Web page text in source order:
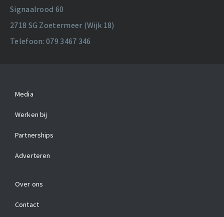
Signaalrood 60
2718 SG Zoetermeer (Wijk 18)
Telefoon: 079 3467 346
Media
Werken bij
Partnerships
Adverteren
Over ons
Contact